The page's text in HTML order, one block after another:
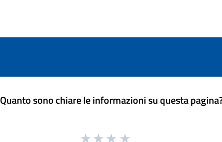
Quanto sono chiare le informazioni su questa